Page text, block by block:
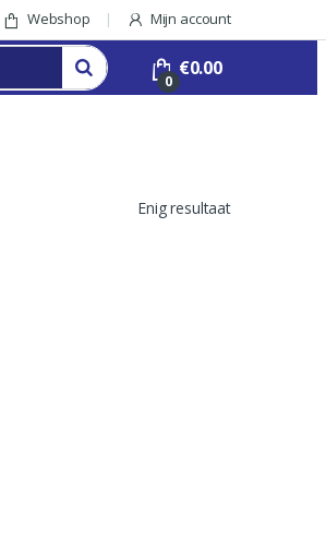
Webshop Mijn account
0
€0.00
Enig resultaat